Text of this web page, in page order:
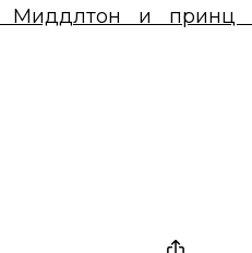
и принц